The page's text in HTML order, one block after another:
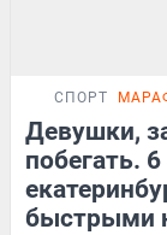
СПОРТ
Девушки,
побегать.
быстрыми